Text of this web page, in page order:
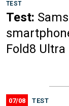
TEST
Test:
Fold8 Ultra
07/08 TEST